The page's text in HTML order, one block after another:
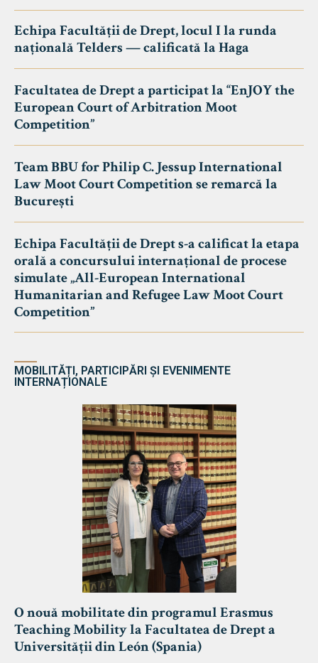
Echipa Facultății de Drept, locul I la runda
națională Telders — calificată la Haga
Facultatea de Drept a participat la “EnJOY the
European Court of Arbitration Moot
Competition”
Team BBU for Philip C. Jessup International
Law Moot Court Competition se remarcă la
București
Echipa Facultății de Drept s-a calificat la etapa
orală a concursului internațional de procese
simulate „All-European International
Humanitarian and Refugee Law Moot Court
Competition”
MOBILITĂȚI, PARTICIPĂRI ȘI EVENIMENTE
INTERNAȚIONALE
O nouă mobilitate din programul Erasmus
Teaching Mobility la Facultatea de Drept a
Universității din León (Spania)